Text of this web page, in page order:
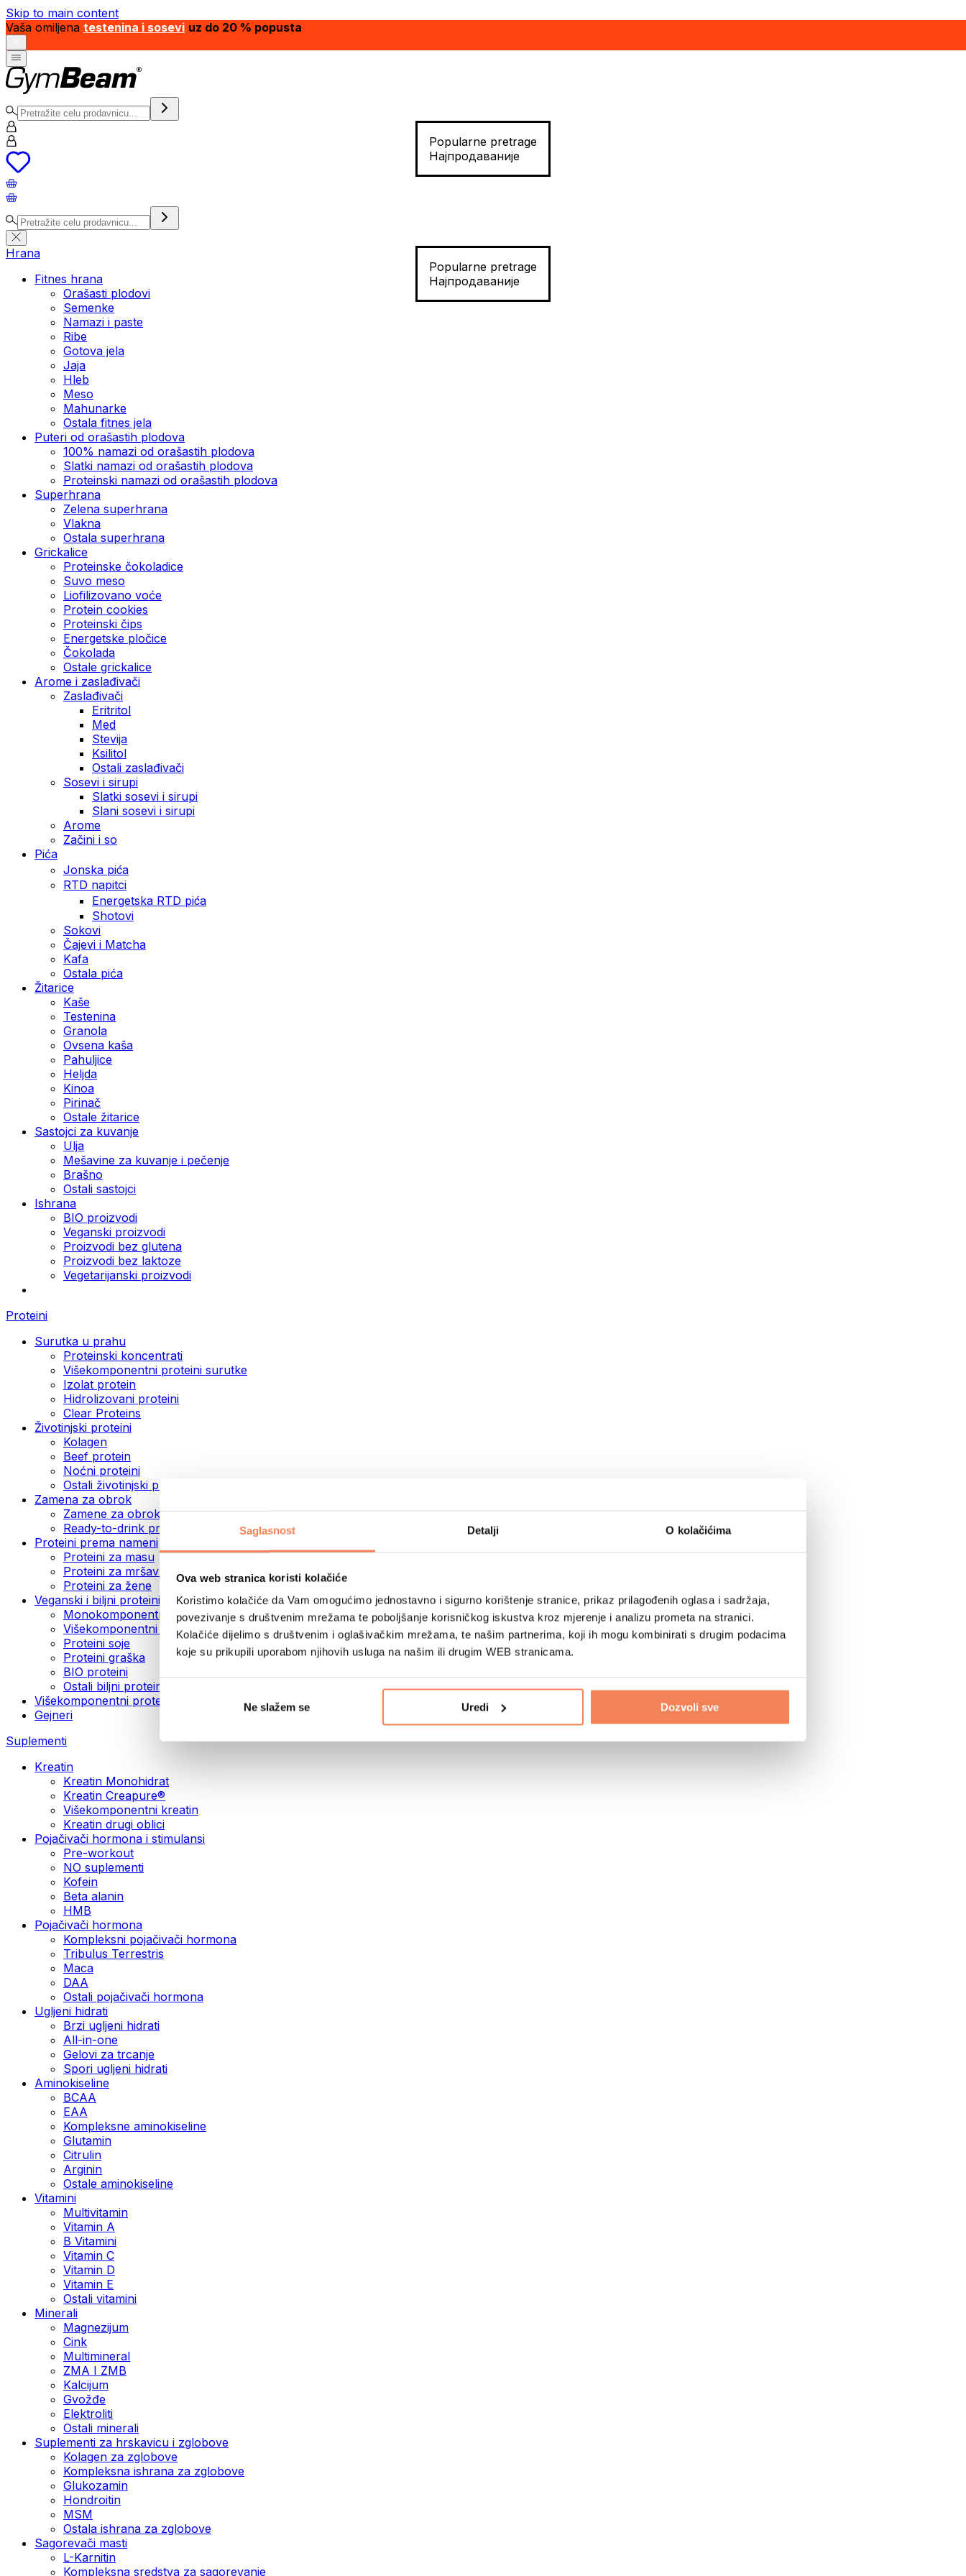
Saglasnost Detalji O kolačićima
Ova web stranica koristi kolačiće
Koristimo kolačiće da Vam omogućimo jednostavno i sigurno korištenje stranice, prikaz prilagođenih oglasa i sadržaja,
povezivanje s društvenim mrežama te poboljšanje korisničkog iskustva kroz mjerenje i analizu prometa na stranici.
Kolačiće dijelimo s društvenim i oglašivačkim mrežama, te našim partnerima, koji ih mogu kombinirati s drugim podacima
koje su prikupili uporabom njihovih usluga na našim ili drugim WEB stranicama.
Ne slažem se Uredi Dozvoli sve
Skip to main content
Vaša omiljena testenina i sosevi uz do 20 % popusta
Popularne pretrage
Најпродаваније
Popularne pretrage
Најпродаваније
Hrana
Fitnes hrana
Orašasti plodovi
Semenke
Namazi i paste
Ribe
Gotova jela
Јаја
Hleb
Meso
Mahunarke
Ostala fitnes jela
Puteri od orašastih plodova
100% namazi od orašastih plodova
Slatki namazi od orašastih plodova
Proteinski namazi od orašastih plodova
Superhrana
Zelena superhrana
Vlakna
Ostala superhrana
Grickalice
Proteinske čokoladice
Suvo meso
Liofilizovano voće
Protein cookies
Proteinski čips
Energetske pločice
Čokolada
Ostale grickalice
Arome i zaslađivači
Zaslađivači
Eritritol
Med
Stevija
Ksilitol
Ostali zaslađivači
Sosevi i sirupi
Slatki sosevi i sirupi
Slani sosevi i sirupi
Arome
Začini i so
Pića
Jonska pića
RTD napitci
Energetska RTD pića
Shotovi
Sokovi
Čajevi i Matcha
Kafa
Ostala pića
Žitarice
Kaše
Testenina
Granola
Ovsena kaša
Pahuljice
Heljda
Kinoa
Pirinač
Ostale žitarice
Sastojci za kuvanje
Ulja
Mešavine za kuvanje i pečenje
Brašno
Ostali sastojci
Ishrana
BIO proizvodi
Veganski proizvodi
Proizvodi bez glutena
Proizvodi bez laktoze
Vegetarijanski proizvodi
Proteini
Surutka u prahu
Proteinski koncentrati
Višekomponentni proteini surutke
Izolat protein
Hidrolizovani proteini
Clear Proteins
Životinjski proteini
Kolagen
Beef protein
Noćni proteini
Ostali životinjski proteini
Zamena za obrok
Zamene za obrok u prahu
Ready-to-drink proteinski napici
Proteini prema nameni
Proteini za masu
Proteini za mršavljenje
Proteini za žene
Veganski i biljni proteini
Monokomponentni veganski proteini
Višekomponentni veganski proteini
Proteini soje
Proteini graška
BIO proteini
Ostali biljni proteini
Višekomponentni proteini
Gejneri
Suplementi
Kreatin
Kreatin Monohidrat
Kreatin Creapure®
Višekomponentni kreatin
Kreatin drugi oblici
Pojačivači hormona i stimulansi
Pre-workout
NO suplementi
Kofein
Beta alanin
HMB
Pojačivači hormona
Kompleksni pojačivači hormona
Tribulus Terrestris
Maca
DAA
Ostali pojačivači hormona
Ugljeni hidrati
Brzi ugljeni hidrati
All-in-one
Gelovi za trcanje
Spori ugljeni hidrati
Aminokiseline
BCAA
ЕАА
Kompleksne aminokiseline
Glutamin
Citrulin
Arginin
Ostale aminokiseline
Vitamini
Multivitamin
Vitamin A
B Vitamini
Vitamin C
Vitamin D
Vitamin E
Ostali vitamini
Minerali
Magnezijum
Cink
Multimineral
ZMA I ZMB
Kalcijum
Gvožđe
Elektroliti
Ostali minerali
Suplementi za hrskavicu i zglobove
Kolagen za zglobove
Kompleksna ishrana za zglobove
Glukozamin
Hondroitin
MSM
Ostala ishrana za zglobove
Sagorevači masti
L-Karnitin
Kompleksna sredstva za sagorevanje